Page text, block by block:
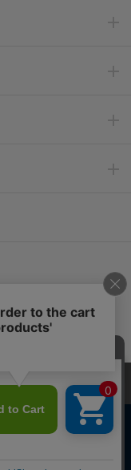
のためにCookieを使用
に同意したものとみな